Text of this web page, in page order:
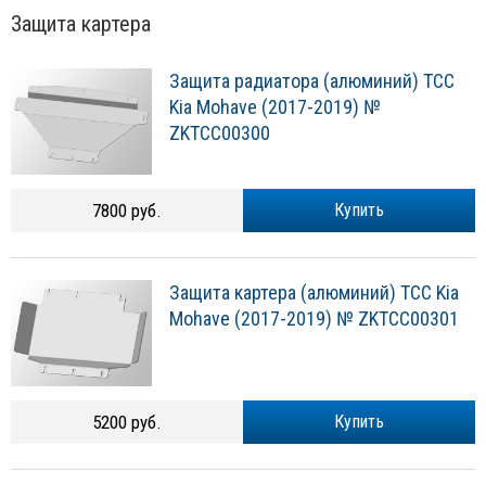
Защита картера
Защита радиатора (алюминий) ТСС
Kia Mohave (2017-2019) №
ZKTCC00300
Купить
7800 руб.
Защита картера (алюминий) ТСС Kia
Mohave (2017-2019) № ZKTCC00301
Купить
5200 руб.